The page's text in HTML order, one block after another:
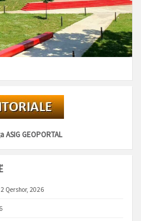
ASIG GEOPORTAL
Qershor, 2026